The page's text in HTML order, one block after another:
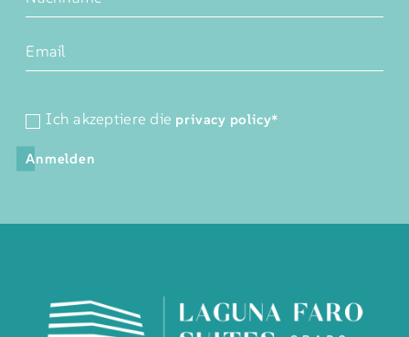
Ich akzeptiere die privacy policy*
Anmelden